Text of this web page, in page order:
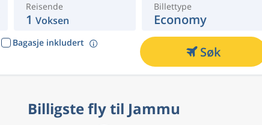
Reisende
1 Voksen
Billettype
Economy
Bagasje inkludert
Søk
Billigste fly til Jammu